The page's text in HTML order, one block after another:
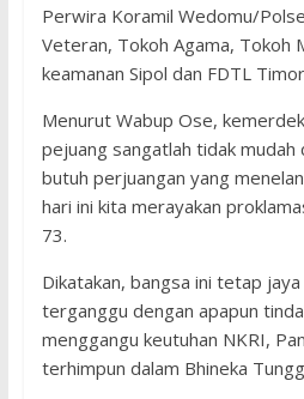
Perwira Koramil Wedomu/
Veteran, Tokoh Agama, Tokoh
keamanan Sipol dan FDTL
Menurut Wabup Ose,
pejuang sangatlah tidak mudah
butuh perjuangan yang
hari ini kita merayakan
73.
Dikatakan, bangsa ini tetap
terganggu dengan apapun
menggangu keutuhan NKRI,
terhimpun dalam Bhineka